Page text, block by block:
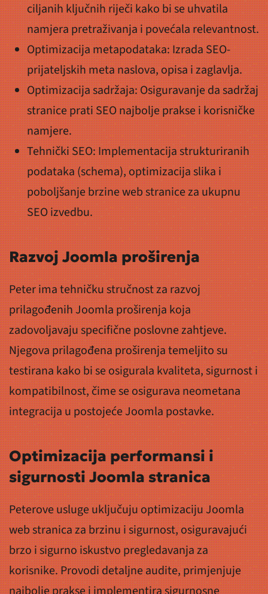
ciljanih ključnih riječi kako bi se uhvatila
namjera pretraživanja i povećala relevantnost.
Optimizacija metapodataka: Izrada SEO-
prijateljskih meta naslova, opisa i zaglavlja.
Optimizacija sadržaja: Osiguravanje da sadržaj
stranice prati SEO najbolje prakse i korisničke
namjere.
Tehnički SEO: Implementacija strukturiranih
podataka (schema), optimizacija slika i
poboljšanje brzine web stranice za ukupnu
SEO izvedbu.
Razvoj Joomla proširenja
Peter ima tehničku stručnost za razvoj
prilagođenih Joomla proširenja koja
zadovoljavaju specifične poslovne zahtjeve.
Njegova prilagođena proširenja temeljito su
testirana kako bi se osigurala kvaliteta, sigurnost i
kompatibilnost, čime se osigurava neometana
integracija u postojeće Joomla postavke.
Optimizacija performansi i
sigurnosti Joomla stranica
Peterove usluge uključuju optimizaciju Joomla
web stranica za brzinu i sigurnost, osiguravajući
brzo i sigurno iskustvo pregledavanja za
korisnike. Provodi detaljne audite, primjenjuje